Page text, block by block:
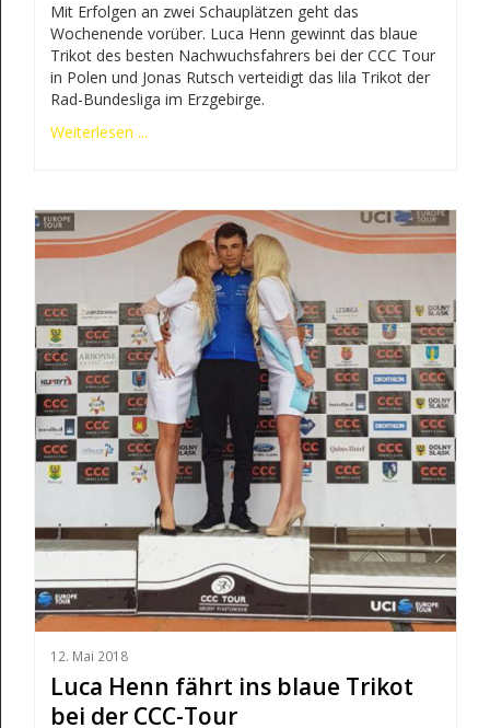
Mit Erfolgen an zwei Schauplätzen geht das
Wochenende vorüber. Luca Henn gewinnt das blaue
Trikot des besten Nachwuchsfahrers bei der CCC Tour
in Polen und Jonas Rutsch verteidigt das lila Trikot der
Rad-Bundesliga im Erzgebirge.
Weiterlesen ...
12. Mai 2018
Luca Henn fährt ins blaue Trikot
bei der CCC-Tour